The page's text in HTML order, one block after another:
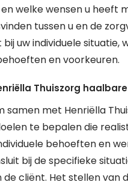
welke wensen u heeft
tussen u en de
uw individuele
en voorkeuren.
Thuiszorg
samen met Henriëlla
te bepalen die
behoeften en
bij de specifieke
de cliënt. Het stellen van